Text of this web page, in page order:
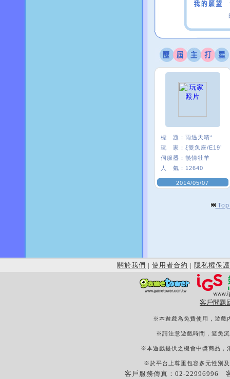
標 題： 雨過天晴*
玩 家： ξ雙魚座/E19’
伺服器： 熱情牡羊
人 氣： 12640
2014/05/07
關於我們 | 使用者合約 | 隱私權保護
客戶問題
※本遊戲為免費使用，遊戲
※請注意遊戲時間，避免
※本遊戲提供之機會中獎商品，
※於平台上尊重包容多元性別
客戶服務傳真：02-22996996